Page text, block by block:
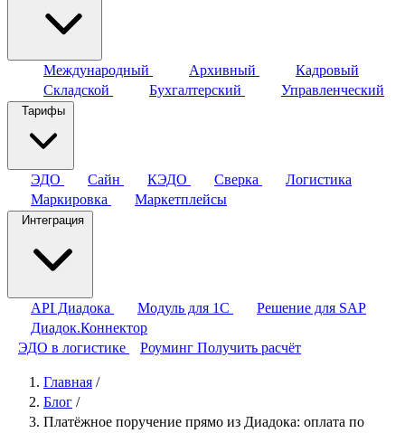
Международный Архивный
Кадровый
Складской
Бухгалтерский Управленческий
Тарифы
ЭДО Сайн КЭДО Сверка
Логистика
Маркировка
Маркетплейсы
Интеграция
API Диадока Модуль для 1С
Решение для SAP
Диадок.Коннектор
ЭДО в логистике
Роуминг Получить расчёт
Главная /
Блог /
Платёжное поручение прямо из Диадока: оплата по